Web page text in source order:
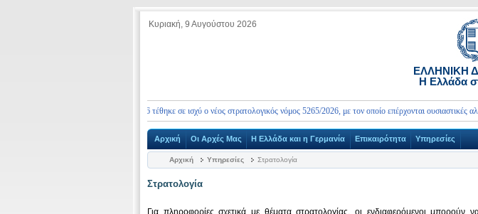
Κυριακή, 9 Αυγούστου 2026
ΕΛΛΗΝΙΚΗ
Η Ελλάδα
ενημερώνουμε ότι από 10.01.2026 τέθηκε σε ισχύ ο νέος στρατολογικός νόμος 5265/2026, με τον οποίο επέρχονται ουσιαστικές αλλαγές
Αρχική Οι Αρχές Μας Η Ελλάδα και η Γερμανία Επικαιρότητα Υπηρεσίες
Αρχική Υπηρεσίες Στρατολογία
Στρατολογία